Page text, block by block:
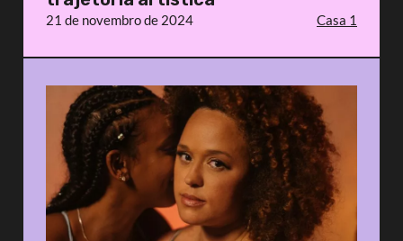
21 de novembro de 2024 Casa 1